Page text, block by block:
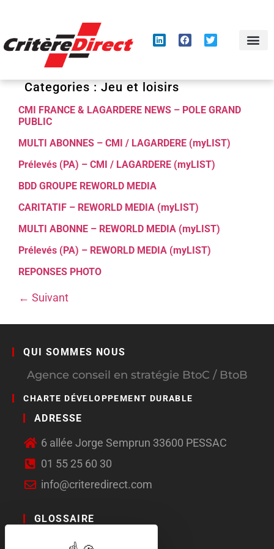
Categories :Jeu et loisirs
CMI FRANCE & LAGARDERE NEWS – POLE GRAND
PUBLIC
MULTI ABONNES – CMI / LAGARDERE (myLIST)
Prélevés (PA) – CMI / LAGARDERE (myLIST)
BDD GROUPE REWORLD MEDIA
CARITATIF – REWORLD MEDIA (myLIST)
MULTI ABONNE – REWORLD MEDIA (myLIST)
Prélevés (PA) – REWORLD MEDIA (myLIST)
REPONSES PHOTO
← Suivant
QUI SOMMES NOUS
Agence conseil en stratégie BtoC / BtoB
CHARTE DÉVELOPPEMENT DURABLE
ADRESSE
6 allée Jorge Semprun 33600 PESSAC
01 55 25 60 30
info@criteredirect.com
GLOSSAIRE
LE BLOG